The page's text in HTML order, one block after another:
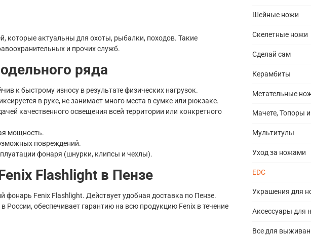
которые актуальны для охоты, рыбалки, походов. Такие
и прочих служб.
ряда
к быстрому износу в результате физических нагрузок.
в руке, не занимает много места в сумке или рюкзаке.
качественного освещения всей территории или конкретного
мощность.
повреждений.
фонаря (шнурки, клипсы и чехлы).
Flashlight в Пензе
Fenix Flashlight. Действует удобная доставка по Пензе.
обеспечивает гарантию на всю продукцию Fenix в течение
Шейные ножи
Скелетные ножи
Сделай сам
Керамбиты
Метательные
Мачете, Топоры
Мультитулы
Уход за ножами
EDC
Украшения для
Аксессуары для
Все для